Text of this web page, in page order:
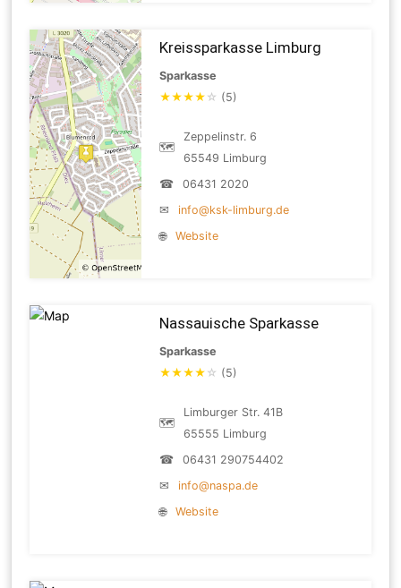
Kreissparkasse Limburg
Sparkasse
★★★★ ☆ (5)
🗺
Zeppelinstr. 6
65549 Limburg
☎
06431 2020
✉
info@ksk-limburg.de
🌐
Website
Nassauische Sparkasse
Sparkasse
★★★★ ☆ (5)
🗺
Limburger Str. 41B
65555 Limburg
☎
06431 290754402
✉
info@naspa.de
🌐
Website